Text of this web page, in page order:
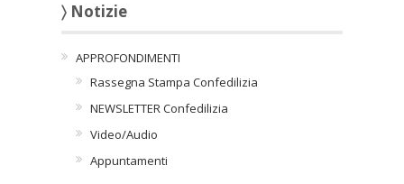
〉 Notizie
APPROFONDIMENTI
Rassegna Stampa Confedilizia
NEWSLETTER Confedilizia
Video/Audio
Appuntamenti